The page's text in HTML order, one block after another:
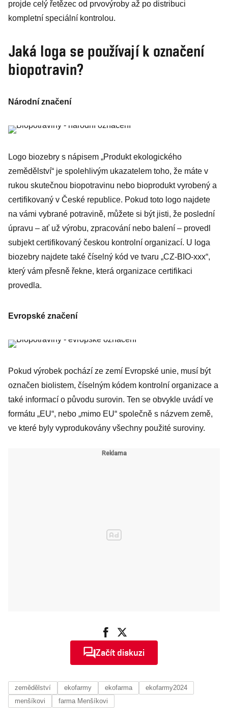
projde celý řetězec od prvovýroby až po distribuci
kompletní speciální kontrolou.
Jaká loga se používají k označení
biopotravin?
Národní značení
Logo biozebry s nápisem „Produkt ekologického
zemědělství“ je spolehlivým ukazatelem toho, že máte v
rukou skutečnou biopotravinu nebo bioprodukt vyrobený a
certifikovaný v České republice. Pokud toto logo najdete
na vámi vybrané potravině, můžete si být jisti, že poslední
úpravu – ať už výrobu, zpracování nebo balení – provedl
subjekt certifikovaný českou kontrolní organizací. U loga
biozebry najdete také číselný kód ve tvaru „CZ-BIO-xxx“,
který vám přesně řekne, která organizace certifikaci
provedla.
Evropské značení
Pokud výrobek pochází ze zemí Evropské unie, musí být
označen biolistem, číselným kódem kontrolní organizace a
také informací o původu surovin. Ten se obvykle uvádí ve
formátu „EU“, nebo „mimo EU“ společně s názvem země,
ve které byly vyprodukovány všechny použité suroviny.
Začít diskuzi
zemědělství ekofarmy ekofarma
ekofarmy2024
menšíkovi
farma Menšíkovi